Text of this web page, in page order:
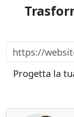
https://
Progetta la